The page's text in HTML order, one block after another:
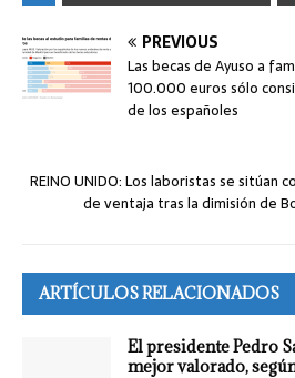
PREVIOUS
Las becas de Ayuso a
100.000 euros sólo
de los españoles
REINO UNIDO: Los laboristas se sitúan
de ventaja tras la dimisión de
ARTÍCULOS RELACIONADOS
El presidente Pedro
mejor valorado,